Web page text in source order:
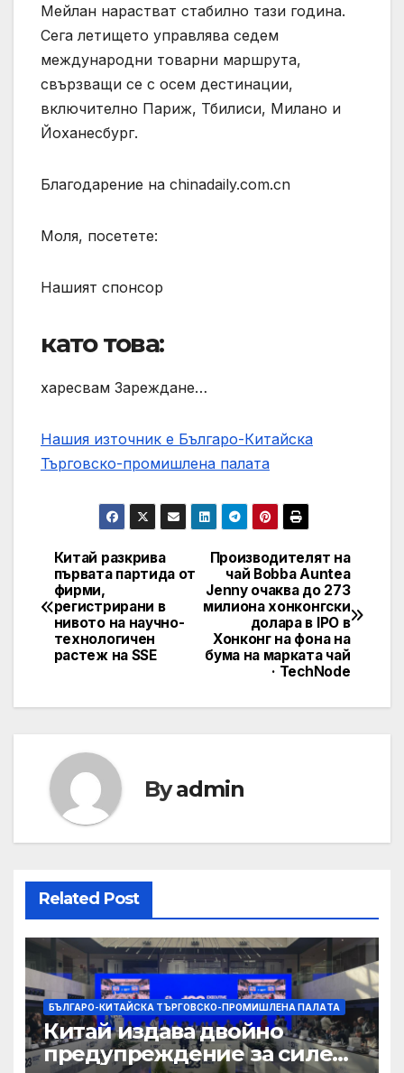
Мейлан нарастват стабилно тази година.
Сега летището управлява седем
международни товарни маршрута,
свързващи се с осем дестинации,
включително Париж, Тбилиси, Милано и
Йоханесбург.
Благодарение на chinadaily.com.cn
Моля, посетете:
Нашият спонсор
като това:
харесвам Зареждане…
Нашия източник е Българо-Китайска
Търговско-промишлена палaта
Post
navigation
Производителят на
чай Bobba Auntea
Jenny очаква до 273
милиона хонконгски
долара в IPO в
Хонконг на фона на
бума на марката чай
· TechNode
Китай разкрива
първата партида от
фирми,
регистрирани в
нивото на научно-
технологичен
растеж на SSE
Byadmin
Related Post
БЪЛГАРО-КИТАЙСКА ТЪРГОВСКО-ПРОМИШЛЕНА ПАЛAТА
Китай издава двойно
предупреждение за силен